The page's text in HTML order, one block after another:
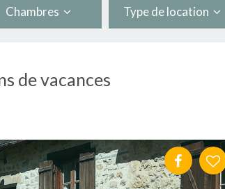
Chambres Type de location
de vacances